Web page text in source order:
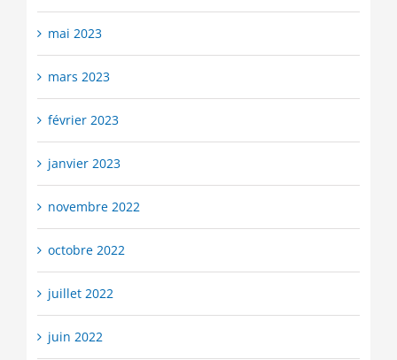
mai 2023
mars 2023
février 2023
janvier 2023
novembre 2022
octobre 2022
juillet 2022
juin 2022